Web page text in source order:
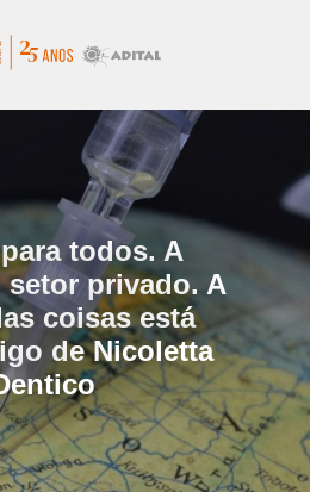
todos. A
setor privado. A
coisas está
de Nicoletta